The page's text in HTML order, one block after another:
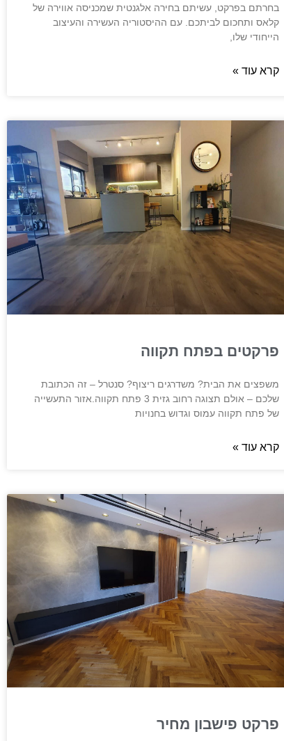
בחרתם בפרקט, עשיתם בחירה אלגנטית שמכניסה אווירה של
קלאס ותחכום לביתכם. עם ההיסטוריה העשירה והעיצוב
הייחודי שלו,
קרא עוד »
פרקטים בפתח תקווה
משפצים את הבית? משדרגים ריצוף? סנטרל – זה הכתובת
שלכם – אולם תצוגה רחוב גזית 3 פתח תקווה.אזור התעשייה
של פתח תקווה עמוס וגדוש בחנויות
קרא עוד »
פרקט פישבון מחיר